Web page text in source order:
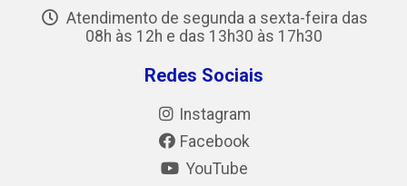
Atendimento de segunda a sexta-feira das
08h às 12h e das 13h30 às 17h30
Redes Sociais
Instagram
Facebook
YouTube